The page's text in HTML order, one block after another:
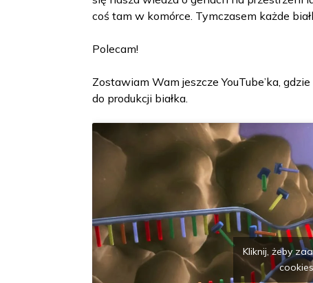
coś tam w komórce. Tymczasem każde
Polecam!
Zostawiam Wam jeszcze YouTube’ka,
do produkcji białka.
Kliknij, żeby